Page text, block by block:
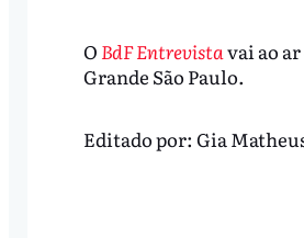
O BdF Entrevistavai ao ar
Grande São Paulo.
Editado por: Gia